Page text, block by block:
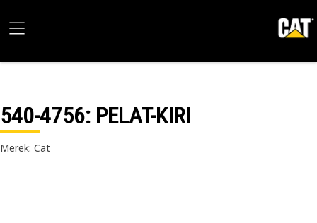
540-4756: PELAT-KIRI
Merek: Cat